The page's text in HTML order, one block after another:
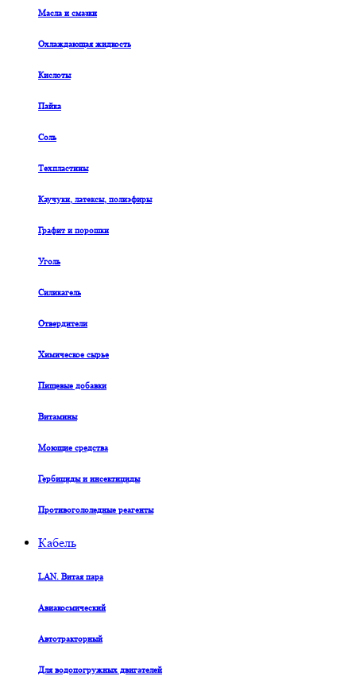
Масла и смазки
Охлаждающая жидкость
Кислоты
Пайка
Соль
Техпластины
Каучуки, латексы, полиэфиры
Графит и порошки
Уголь
Силикагель
Отвердители
Химическое сырье
Пищевые добавки
Витамины
Моющие средства
Гербициды и инсектициды
Противогололедные реагенты
Кабель
LAN. Витая пара
Авиакосмический
Автотракторный
Для водопогружных двигателей